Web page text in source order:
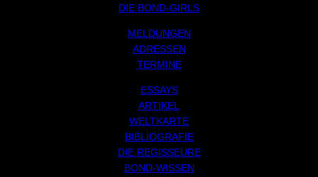
DIE BOND-GIRLS
MELDUNGEN
ADRESSEN
TERMINE
ESSAYS
ARTIKEL
WELTKARTE
BIBLIOGRAFIE
DIE REGISSEURE
BOND-WISSEN